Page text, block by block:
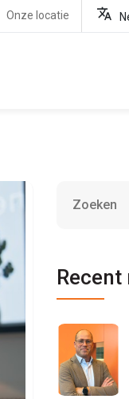
Onze locatie
Recent